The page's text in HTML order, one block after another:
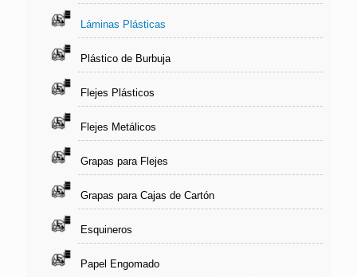
Láminas Plásticas
Plástico de Burbuja
Flejes Plásticos
Flejes Metálicos
Grapas para Flejes
Grapas para Cajas de Cartón
Esquineros
Papel Engomado